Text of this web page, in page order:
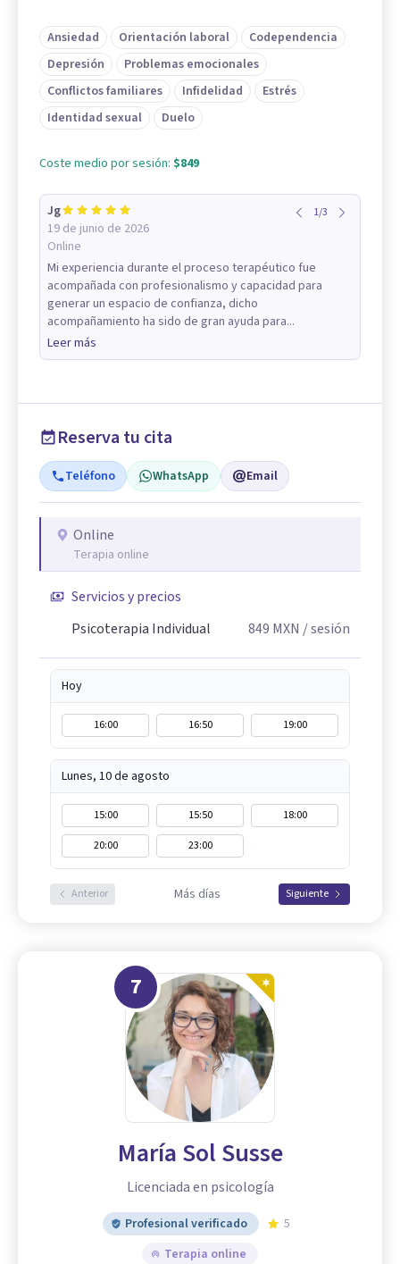
Ansiedad Orientación laboral
Codependencia
Depresión
Problemas emocionales
Conflictos familiares
Infidelidad
Estrés
Identidad sexual
Duelo
Coste medio por sesión: $849
Jg
19 de junio de 2026
Online
1/3
Mi experiencia durante el proceso terapéutico fue
acompañada con profesionalismo y capacidad para
generar un espacio de confianza, dicho
acompañamiento ha sido de gran ayuda para...
Leer más
Reserva tu cita
Teléfono WhatsApp Email
Online
Terapia online
Servicios y precios
Psicoterapia Individual
849 MXN / sesión
Hoy
16:00 16:50 19:00
Lunes, 10 de agosto
15:00 15:50
18:00
20:00
23:00
Anterior Más días Siguiente
7
María Sol Susse
Licenciada en psicología
Profesional verificado
5
Terapia online